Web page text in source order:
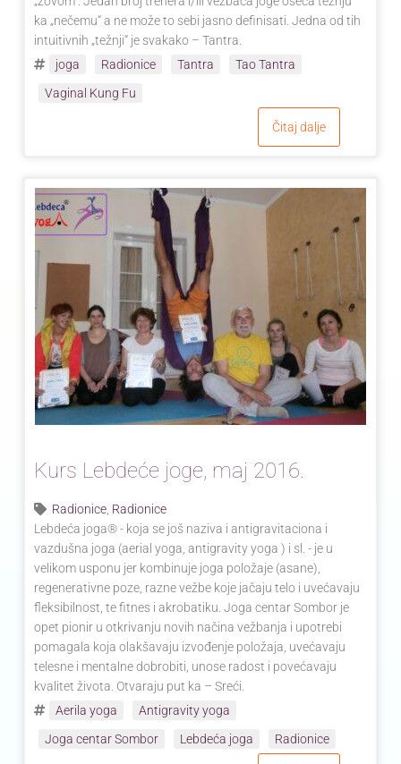
ka „nečemu“ a ne može to sebi jasno definisati. Jedna od tih
intuitivnih „težnji“ je svakako – Tantra.
joga
Radionice Tantra
Tao Tantra
Vaginal Kung Fu
Čitaj dalje
Kurs Lebdeće joge, maj 2016.
Radionice Radionice
Lebdeća joga® - koja se još naziva i antigravitaciona i
vazdušna joga (aerial yoga, antigravity yoga ) i sl. - je u
velikom usponu jer kombinuje joga položaje (asane),
regenerativne poze, razne vežbe koje jačaju telo i uvećavaju
fleksibilnost, te fitnes i akrobatiku. Joga centar Sombor je
opet pionir u otkrivanju novih načina vežbanja i upotrebi
pomagala koja olakšavaju izvođenje položaja, uvećavaju
telesne i mentalne dobrobiti, unose radost i povećavaju
kvalitet života. Otvaraju put ka – Sreći.
Aerila yoga
Antigravity yoga
Joga centar Sombor
Lebdeća joga Radionice